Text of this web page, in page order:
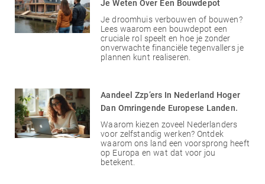
Je Weten Over Een Bouwdepot
Je droomhuis verbouwen of bouwen?
Lees waarom een bouwdepot een
cruciale rol speelt en hoe je zonder
onverwachte financiële tegenvallers je
plannen kunt realiseren.
Aandeel Zzp’ers In Nederland Hoger
Dan Omringende Europese Landen.
Waarom kiezen zoveel Nederlanders
voor zelfstandig werken? Ontdek
waarom ons land een voorsprong heeft
op Europa en wat dat voor jou
betekent.